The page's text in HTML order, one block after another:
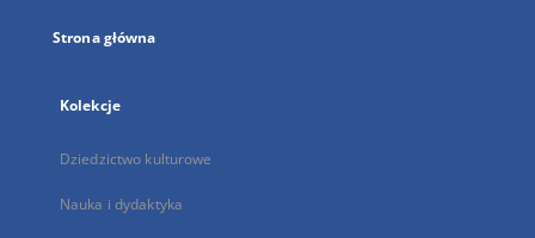
Strona główna
Kolekcje
Dziedzictwo kulturowe
Nauka i dydaktyka